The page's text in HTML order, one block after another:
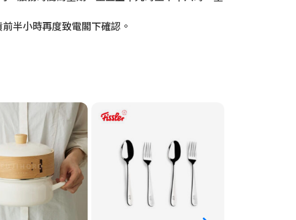
半小時再度致電閣下確認。